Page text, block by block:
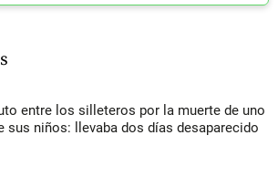
entre los silleteros por la muerte de uno
sus niños: llevaba dos días desaparecido